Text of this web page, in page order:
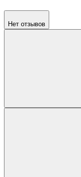
Нет отзывов